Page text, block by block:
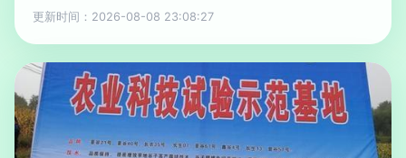
更新时间：2026-08-08 23:08:27